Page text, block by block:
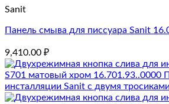
Sanit
Панель смыва для писсуара Sanit
9,410.00 ₽